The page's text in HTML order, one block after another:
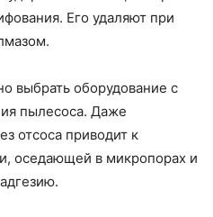
Его удаляют при
выбрать оборудование с
пылесоса. Даже
отсоса приводит к
оседающей в микропорах и